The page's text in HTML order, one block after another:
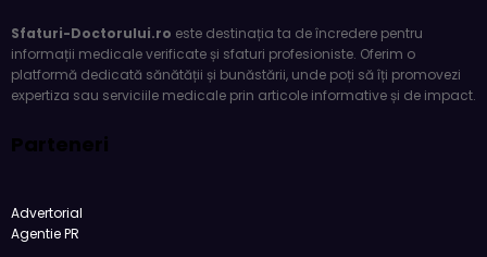
Sfaturi-Doctorului.ro este destinația ta de încredere pentru
informații medicale verificate și sfaturi profesioniste. Oferim o
platformă dedicată sănătății și bunăstării, unde poți să îți promovezi
expertiza sau serviciile medicale prin articole informative și de impact.
Parteneri
Advertorial
Agentie PR